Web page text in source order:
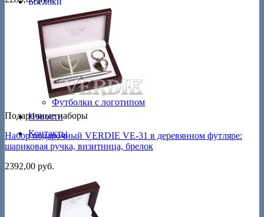
Футляры
Сувениры
Настольные часы
Настольные игры
Яйца Фаберже
Пакеты с логотипом
Кружки с логотипом
Футболки с логотипом
Новости
Контакты
Подарочные наборы
Набор подарочный VERDIE VE-31 в деревянном футляре:
шариковая ручка, визитница, брелок
2392,00 руб.